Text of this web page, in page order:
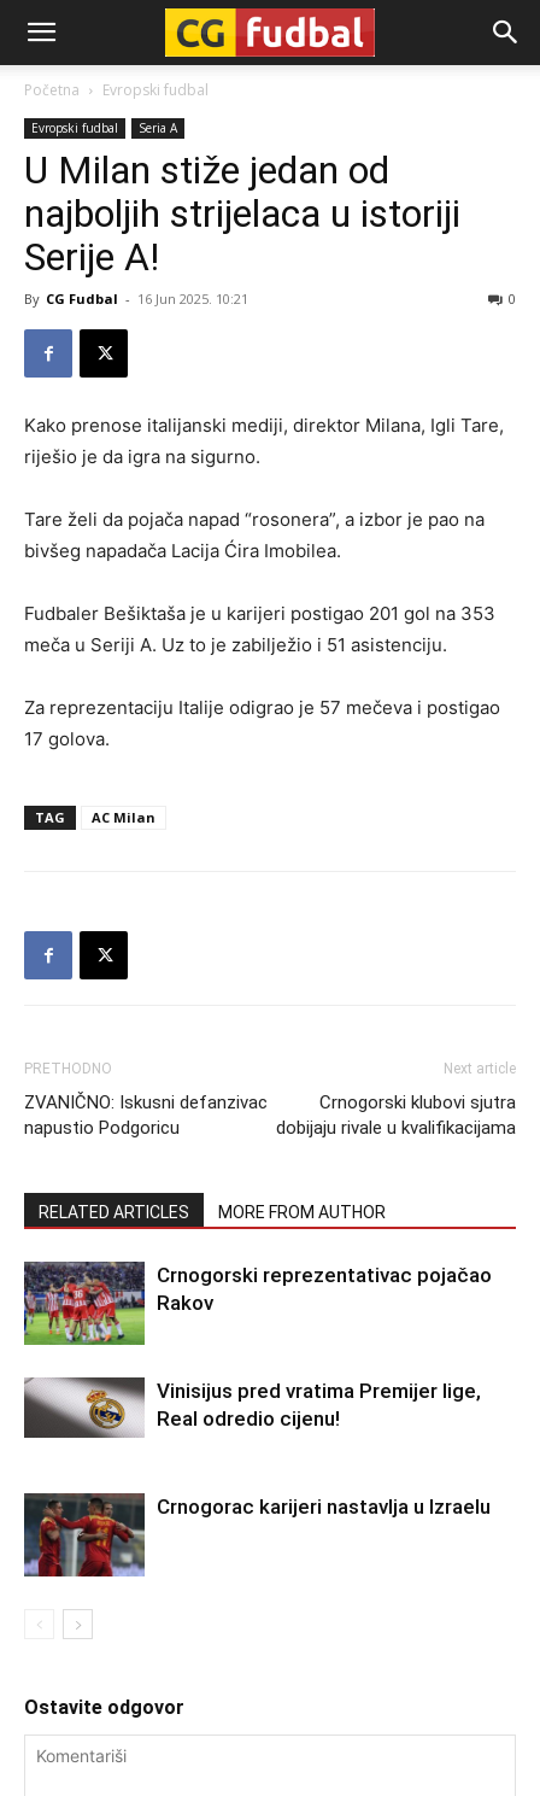
CG-
Fudbal
Početna Evropski fudbal
Evropski fudbal Seria A
U Milan stiže jedan od
najboljih strijelaca u istoriji
Serije A!
By CG Fudbal - 16 Jun 2025. 10:21 0
Kako prenose italijanski mediji, direktor Milana, Igli Tare,
riješio je da igra na sigurno.
Tare želi da pojača napad “rosonera”, a izbor je pao na
bivšeg napadača Lacija Ćira Imobilea.
Fudbaler Bešiktaša je u karijeri postigao 201 gol na 353
meča u Seriji A. Uz to je zabilježio i 51 asistenciju.
Za reprezentaciju Italije odigrao je 57 mečeva i postigao
17 golova.
TAG AC Milan
PRETHODNO
ZVANIČNO: Iskusni defanzivac
napustio Podgoricu
Next article
Crnogorski klubovi sjutra
dobijaju rivale u kvalifikacijama
RELATED ARTICLES MORE FROM AUTHOR
Crnogorski reprezentativac pojačao
Rakov
Vinisijus pred vratima Premijer lige,
Real odredio cijenu!
Crnogorac karijeri nastavlja u Izraelu
Ostavite odgovor